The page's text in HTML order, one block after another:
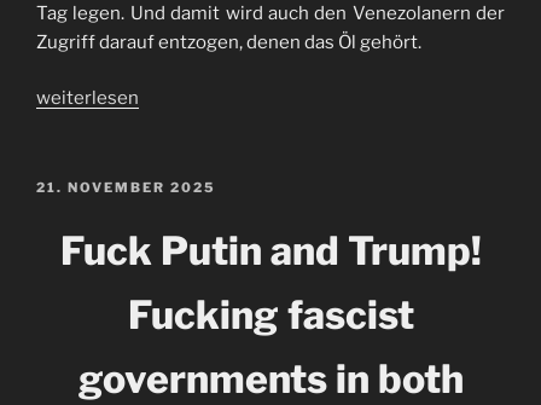
Tag legen. Und damit wird auch den Venezolanern der
Zugriff darauf entzogen, denen das Öl gehört.
„Überfall
weiterlesen
VERÖFFENTLICHT
21. NOVEMBER 2025
Fuck Putin and Trump!
Fucking fascist
governments in both